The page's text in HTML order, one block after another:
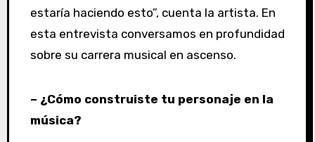
estaría haciendo esto”, cuenta la artista. En
esta entrevista conversamos en profundidad
sobre su carrera musical en ascenso.
– ¿Cómo construiste tu personaje en la
música?